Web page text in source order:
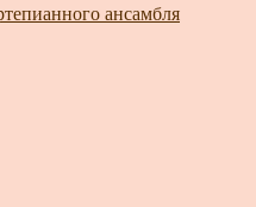
ансамбля